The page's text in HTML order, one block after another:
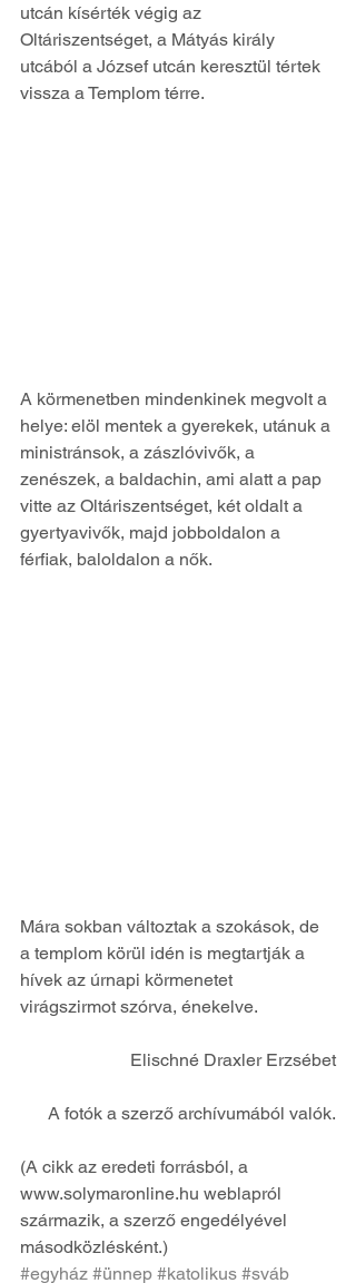
utcán kísérték végig az
Oltáriszentséget, a Mátyás király
utcából a József utcán keresztül tértek
vissza a Templom térre.
A körmenetben mindenkinek megvolt a
helye: elöl mentek a gyerekek, utánuk a
ministránsok, a zászlóvivők, a
zenészek, a baldachin, ami alatt a pap
vitte az Oltáriszentséget, két oldalt a
gyertyavivők, majd jobboldalon a
férfiak, baloldalon a nők.
Mára sokban változtak a szokások, de
a templom körül idén is megtartják a
hívek az úrnapi körmenetet
virágszirmot szórva, énekelve.
Elischné Draxler Erzsébet
A fotók a szerző archívumából valók.
(A cikk az eredeti forrásból, a
www.solymaronline.hu weblapról
származik, a szerző engedélyével
másodközlésként.)
#egyház #ünnep #katolikus #sváb